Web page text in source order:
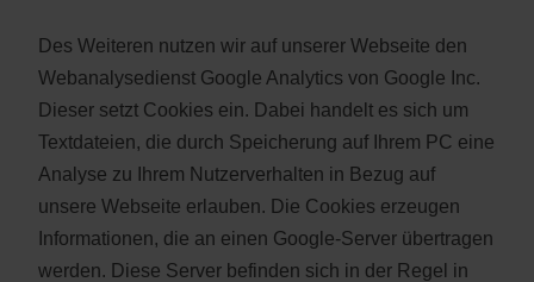
Des Weiteren nutzen wir auf unserer Webseite den
Webanalysedienst Google Analytics von Google Inc.
Dieser setzt Cookies ein. Dabei handelt es sich um
Textdateien, die durch Speicherung auf Ihrem PC eine
Analyse zu Ihrem Nutzerverhalten in Bezug auf
unsere Webseite erlauben. Die Cookies erzeugen
Informationen, die an einen Google-Server übertragen
werden. Diese Server befinden sich in der Regel in